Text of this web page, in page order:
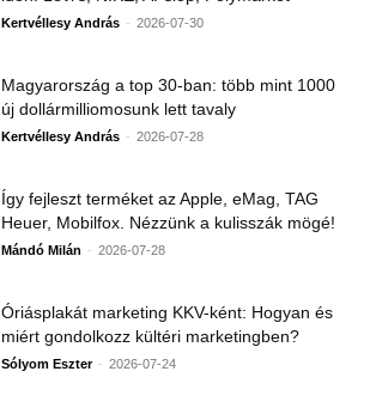
Kertvéllesy András - 2026-07-30
Magyarország a top 30-ban: több mint 1000
új dollármilliomosunk lett tavaly
Kertvéllesy András - 2026-07-28
Így fejleszt terméket az Apple, eMag, TAG
Heuer, Mobilfox. Nézzünk a kulisszák mögé!
Mándó Milán - 2026-07-28
Óriásplakát marketing KKV-ként: Hogyan és
miért gondolkozz kültéri marketingben?
Sólyom Eszter - 2026-07-24